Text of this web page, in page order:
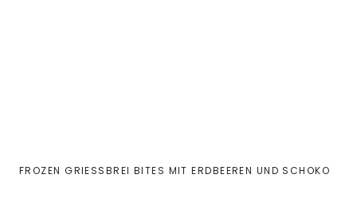
FROZEN GRIESSBREI BITES MIT ERDBEEREN UND SCHOKO